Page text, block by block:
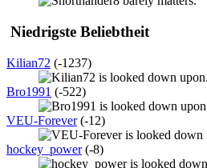
Niedrigste Beliebtheit
Kilian72 (-1237)
Bro1991 (-522)
VEU-Forever(-12)
hockey_power(-8)